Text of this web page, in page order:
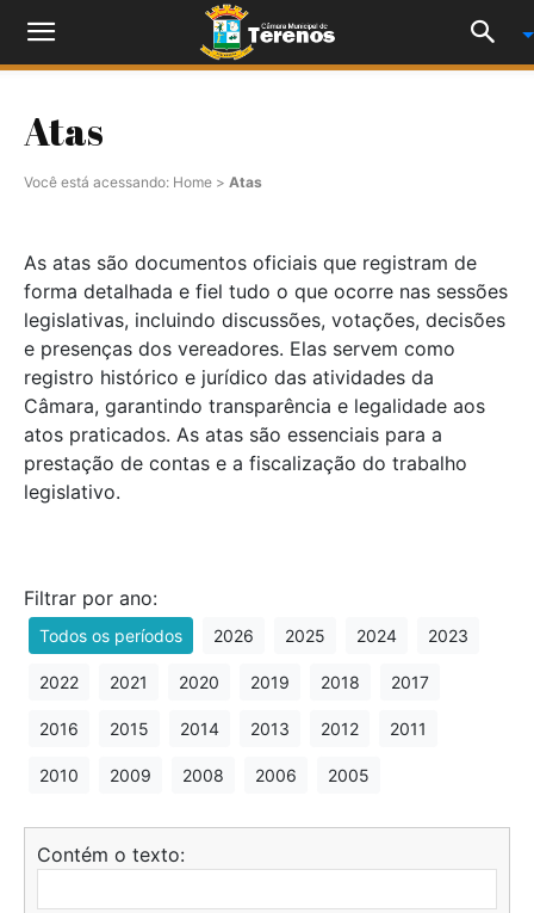
Atas
Você está acessando: Home > Atas
As atas são documentos oficiais que registram de
forma detalhada e fiel tudo o que ocorre nas sessões
legislativas, incluindo discussões, votações, decisões
e presenças dos vereadores. Elas servem como
registro histórico e jurídico das atividades da
Câmara, garantindo transparência e legalidade aos
atos praticados. As atas são essenciais para a
prestação de contas e a fiscalização do trabalho
legislativo.
Filtrar por ano:
Todos os períodos 2026 2025 2024 2023
2022 2021 2020 2019 2018 2017
2016 2015 2014 2013 2012 2011
2010 2009 2008 2006 2005
Contém o texto: